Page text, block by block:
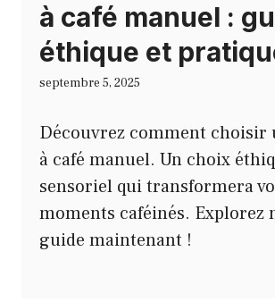
à café manuel :
éthique et
septembre 5, 2025
Découvrez comment
à café manuel. Un choix
sensoriel qui transformera
moments caféinés. Explorez
guide maintenant !